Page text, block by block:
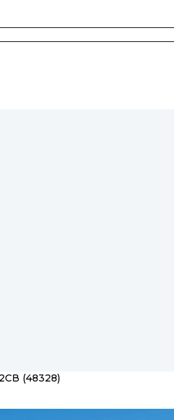
(48328)